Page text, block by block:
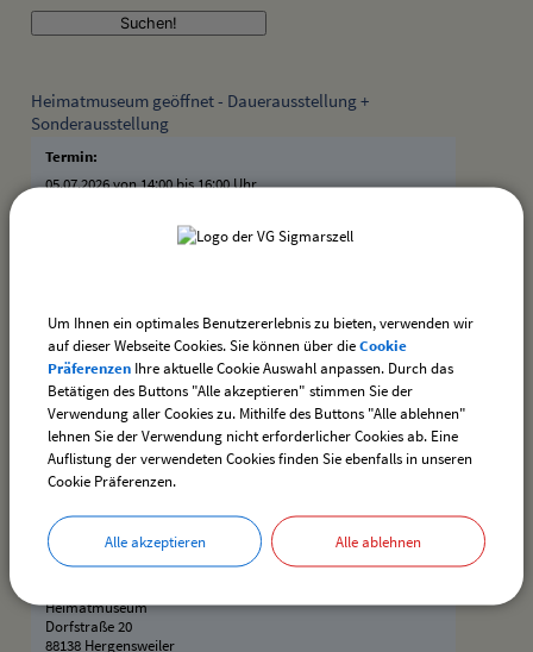
Heimatmuseum geöffnet - Dauerausstellung +
Sonderausstellung
Termin:
05.07.2026 von 14:00bis 16:00 Uhr
Dorfstraße 20
88138 Hergensweiler
Heimatmuseum geöffnet - Dauerausstellung +
Sonderausstellung
Termin:
Kategorie:
Verschiedenes
Heimatmuseum
Dorfstraße 20
88138 Hergensweiler
Um Ihnen ein optimales Benutzererlebnis zu bieten, verwenden wir
auf dieser Webseite Cookies. Sie können über dieCookie
Präferenzen Ihre aktuelle Cookie Auswahl anpassen. Durch das
Betätigen des Buttons "Alle akzeptieren" stimmen Sie der
Verwendung aller Cookies zu. Mithilfe des Buttons "Alle ablehnen"
lehnen Sie der Verwendung nicht erforderlicher Cookies ab. Eine
Auflistung der verwendeten Cookies finden Sie ebenfalls in unseren
Cookie Präferenzen.
Alle akzeptieren Alle ablehnen